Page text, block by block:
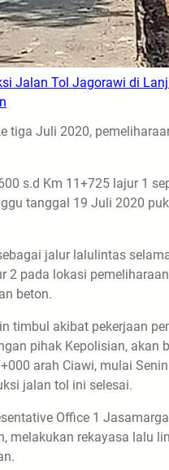
Jalan Tol Jagorawi di
Juli 2020,
s.d Km 11+725 lajur 1
tanggal 19 Juli 2020
jalur lalulintas
2 pada lokasi
beton.
timbul akibat pekerjaan
pihak Kepolisian,
arah Ciawi, mulai
jalan tol ini selesai.
Office 1
melakukan rekayasa lalu